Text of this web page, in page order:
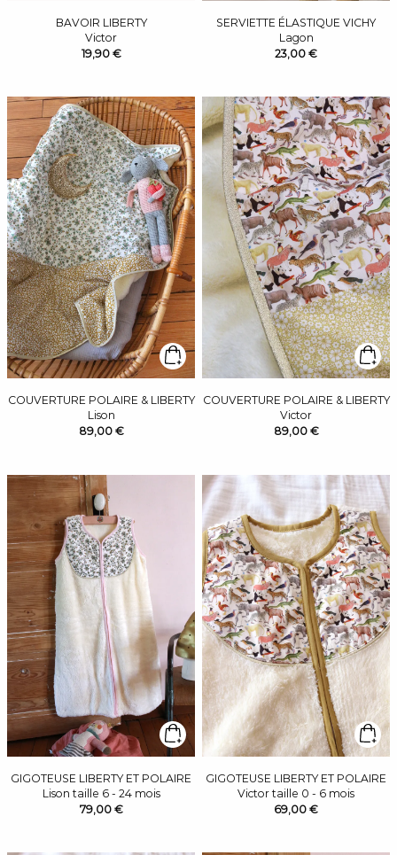
BAVOIR LIBERTY
Victor
19,90 €
SERVIETTE ÉLASTIQUE VICHY
Lagon
23,00 €
COUVERTURE POLAIRE & LIBERTY
Lison
89,00 €
COUVERTURE POLAIRE & LIBERTY
Victor
89,00 €
GIGOTEUSE LIBERTY ET POLAIRE
Lison taille 6 - 24 mois
79,00 €
GIGOTEUSE LIBERTY ET POLAIRE
Victor taille 0 - 6 mois
69,00 €